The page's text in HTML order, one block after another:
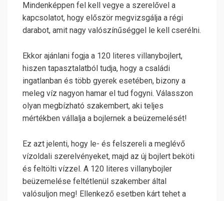
Mindenképpen fel kell vegye a szerelővel a
kapcsolatot, hogy először megvizsgálja a régi
darabot, amit nagy valószínűséggel le kell cserélni.
Ekkor ajánlani fogja a 120 literes villanybojlert,
hiszen tapasztalatból tudja, hogy a családi
ingatlanban és több gyerek esetében, bizony a
meleg víz nagyon hamar el tud fogyni. Válasszon
olyan megbízható szakembert, aki teljes
mértékben vállalja a bojlernek a beüzemelését!
Ez azt jelenti, hogy le- és felszereli a meglévő
vízoldali szerelvényeket, majd az új bojlert beköti
és feltölti vízzel. A 120 literes villanybojler
beüzemelése feltétlenül szakember által
valósuljon meg! Ellenkező esetben kárt tehet a